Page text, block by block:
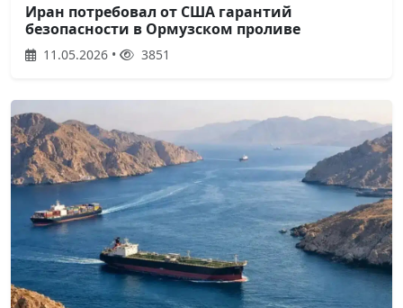
Иран потребовал от США гарантий
безопасности в Ормузском проливе
11.05.2026 • 3851